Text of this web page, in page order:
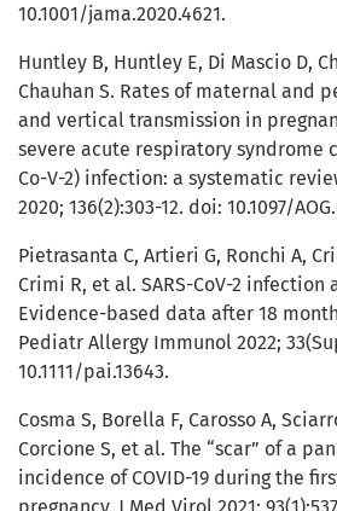
10.1001/jama.2020.4621.
Huntley B, Huntley E, Di Mascio D,
Chauhan S. Rates of maternal and
and vertical transmission in
severe acute respiratory syndrome
Co-V-2) infection: a systematic
2020; 136(2):303-12. doi: 10.1097/
Pietrasanta C, Artieri G, Ronchi A,
Crimi R, et al. SARS-CoV-2 infection
Evidence-based data after 18
Pediatr Allergy Immunol 2022;
10.1111/pai.13643.
Cosma S, Borella F, Carosso A,
Corcione S, et al. The “scar” of a
incidence of COVID-19 during the